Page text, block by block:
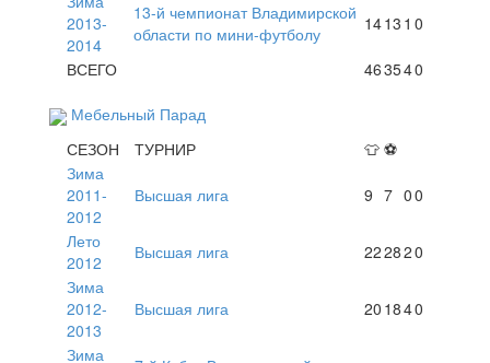
2013-
2014
13-й чемпионат Владимирской
области по мини-футболу
1413 1 0
ВСЕГО 463540
Мебельный Парад
СЕЗОН
ТУРНИР 👕 ⚽
Зима
2011-
2012
Высшая лига 9 7 00
Лето
2012
Высшая лига 222820
Зима
2012-
2013
Высшая лига 20 1840
Зима